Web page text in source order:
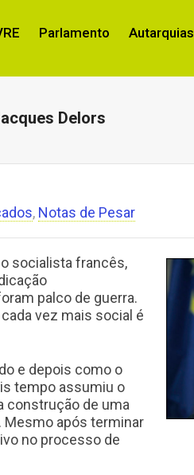
Parlamento Autarquias
Delors
, Notas de Pesar
socialista francês,
palco de guerra.
vez mais social é
e depois como o
tempo assumiu o
construção de uma
Mesmo após terminar
no processo de